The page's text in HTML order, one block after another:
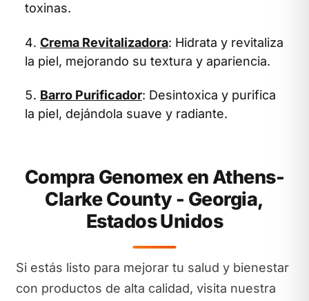
toxinas.
Crema Revitalizadora: Hidrata y revitaliza
la piel, mejorando su textura y apariencia.
Barro Purificador: Desintoxica y purifica
la piel, dejándola suave y radiante.
Compra Genomex en Athens-
Clarke County - Georgia,
Estados Unidos
Si estás listo para mejorar tu salud y bienestar
con productos de alta calidad, visita nuestra